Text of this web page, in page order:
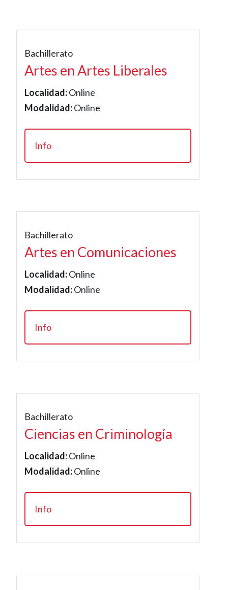
Bachillerato
Artes en Artes Liberales
Localidad:Online
Modalidad:Online
Info
Bachillerato
Artes en Comunicaciones
Localidad:Online
Modalidad:Online
Info
Bachillerato
Ciencias en Criminología
Localidad:Online
Modalidad:Online
Info